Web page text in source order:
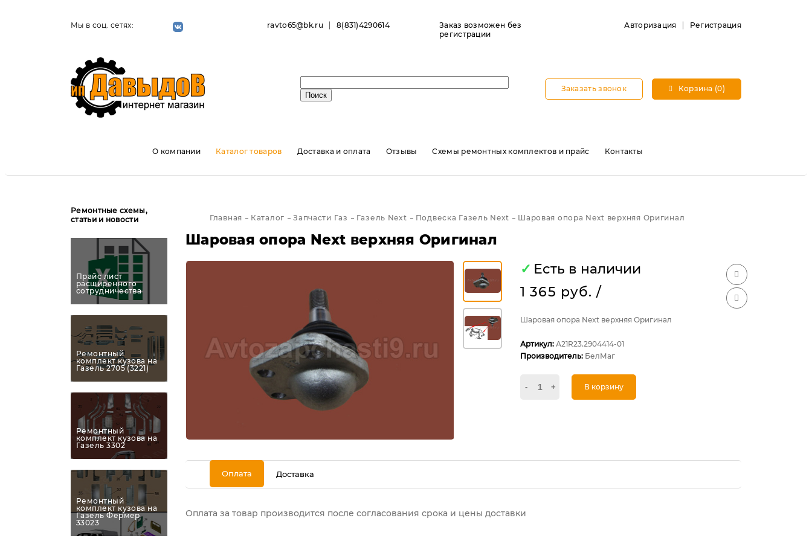
Мы в соц. сетях: ravto65@bk.ru 8(831)4290614
Заказ возможен без
регистрации
Авторизация Регистрация
Заказать звонок Корзина (0)
О компании Каталог товаров Доставка и оплата Отзывы Схемы ремонтных комплектов и прайс Контакты
Ремонтные схемы,
статьи и новости
Прайс лист
расширенного
сотрудничества
Ремонтный
комплект кузова на
Газель 2705 (3221)
Ремонтный
комплект кузова на
Газель 3302
Ремонтный
комплект кузова на
Газель Фермер
33023
Главная Каталог Запчасти Газ Газель Next Подвеска Газель Next Шаровая опора Next верхняя Оригинал
Шаровая опора Next верхняя Оригинал
✓ Есть в наличии
1 365 руб. /
Шаровая опора Next верхняя Оригинал
Артикул:А21R23.2904414-01
Производитель: БелМаг
- + В корзину
Оплата Доставка
Оплата за товар производится после согласования срока и цены доставки